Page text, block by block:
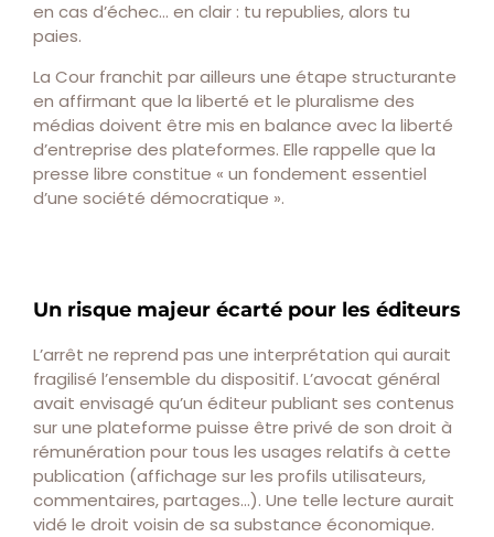
en cas d’échec… en clair : tu republies, alors tu
paies.
La Cour franchit par ailleurs une étape structurante
en affirmant que la liberté et le pluralisme des
médias doivent être mis en balance avec la liberté
d’entreprise des plateformes. Elle rappelle que la
presse libre constitue « un fondement essentiel
d’une société démocratique ».
Un risque majeur écarté pour les éditeurs
L’arrêt ne reprend pas une interprétation qui aurait
fragilisé l’ensemble du dispositif. L’avocat général
avait envisagé qu’un éditeur publiant ses contenus
sur une plateforme puisse être privé de son droit à
rémunération pour tous les usages relatifs à cette
publication (affichage sur les profils utilisateurs,
commentaires, partages…). Une telle lecture aurait
vidé le droit voisin de sa substance économique.